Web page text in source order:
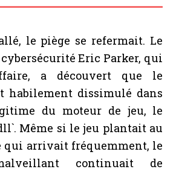
le piège se refermait. Le
Eric Parker, qui
a découvert que le
habilement dissimulé dans
du moteur de jeu, le
Même si le jeu plantait au
qui arrivait fréquemment, le
continuait de